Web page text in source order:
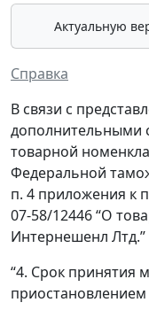
Актуальную
Справка
В связи с
дополнительными
товарной
Федеральной
п. 4 приложения к
07-58/12446 “О
Интернешенл
“4. Срок принятия
приостановлением